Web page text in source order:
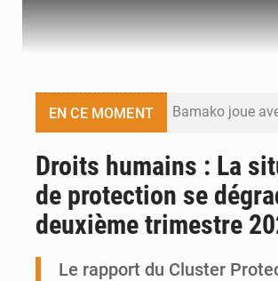
EN CE MOMENT
Droits humains : La
de protection se
deuxième trimestre
Le rapport du Cluster